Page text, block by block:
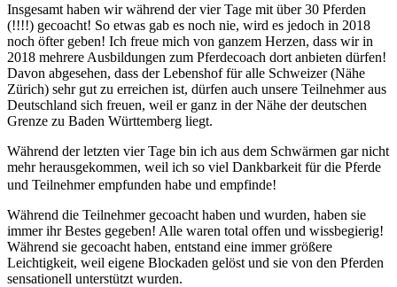
Insgesamt haben wir während der vier Tage mit über 30 Pferden
(!!!!) gecoacht! So etwas gab es noch nie, wird es jedoch in 2018
noch öfter geben! Ich freue mich von ganzem Herzen, dass wir in
2018 mehrere Ausbildungen zum Pferdecoach dort anbieten dürfen!
Davon abgesehen, dass der Lebenshof für alle Schweizer (Nähe
Zürich) sehr gut zu erreichen ist, dürfen auch unsere Teilnehmer aus
Deutschland sich freuen, weil er ganz in der Nähe der deutschen
Grenze zu Baden Württemberg liegt.
Während der letzten vier Tage bin ich aus dem Schwärmen gar nicht
mehr herausgekommen, weil ich so viel Dankbarkeit für die Pferde
und Teilnehmer empfunden habe und empfinde!
Während die Teilnehmer gecoacht haben und wurden, haben sie
immer ihr Bestes gegeben! Alle waren total offen und wissbegierig!
Während sie gecoacht haben, entstand eine immer größere
Leichtigkeit, weil eigene Blockaden gelöst und sie von den Pferden
sensationell unterstützt wurden.